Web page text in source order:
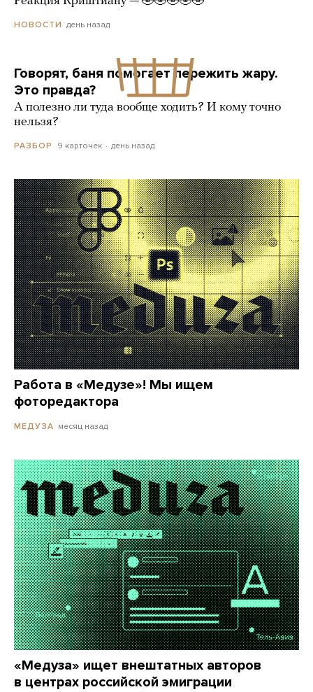
НОВОСТИ день назад
Говорят, баня помогает пережить жару.
Это правда?
А полезно ли туда вообще ходить? И кому точно
нельзя?
РАЗБОР 9 карточек день назад
Работа в «Медузе»! Мы ищем
фоторедактора
МЕДУЗА месяц назад
«Медуза» ищет внештатных авторов
в центрах российской эмиграции